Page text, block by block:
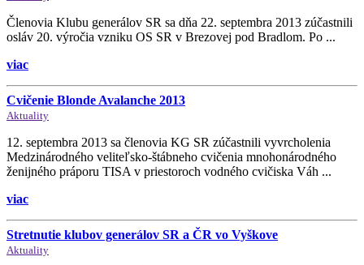
Členovia Klubu generálov SR sa dňa 22. septembra 2013 zúčastnili
osláv 20. výročia vzniku OS SR v Brezovej pod Bradlom. Po ...
viac
Cvičenie Blonde Avalanche 2013
Aktuality
12. septembra 2013 sa členovia KG SR zúčastnili vyvrcholenia
Medzinárodného veliteľsko-štábneho cvičenia mnohonárodného
ženijného práporu TISA v priestoroch vodného cvičiska Váh ...
viac
Stretnutie klubov generálov SR a ČR vo Vyškove
Aktuality